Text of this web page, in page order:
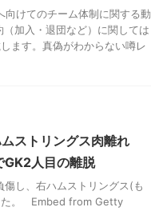
けてのチーム体制に関する動
加入・退団など）に関しては
ます。真偽がわからない噂レ
ストリングス肉離れ
GK2人目の離脱
し、右ハムストリングス(も
た。 Embed from Getty